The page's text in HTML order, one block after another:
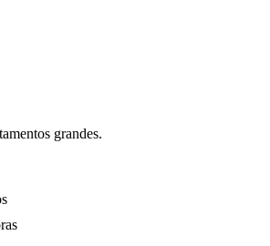
grandes.